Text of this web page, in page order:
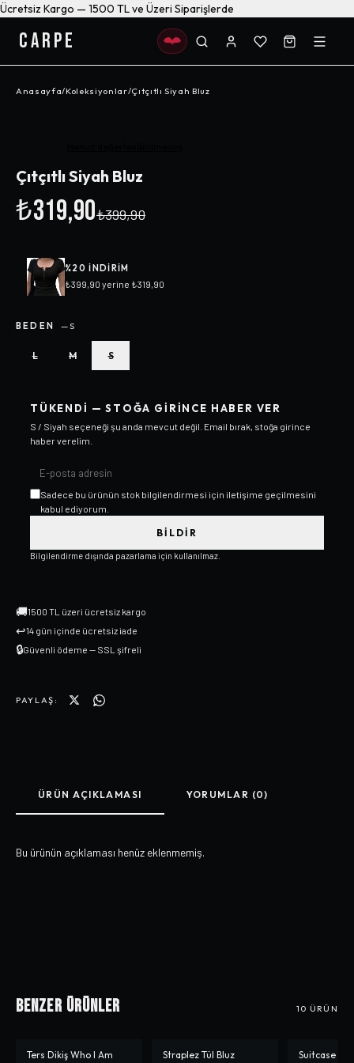
Ücretsiz Kargo — 1500 TL ve Üzeri Siparişlerde
CARPE
Anasayfa/Koleksiyonlar/Çıtçıtlı Siyah Bluz
Çıtçıtlı Siyah Bluz
₺319,90₺399,90
%20 INDIRIM
₺399,90 yerine ₺319,90
BEDEN —S
L M S
TÜKENDI — STOĞA GIRINCE HABER VER
S / Siyah seçeneği şu anda mevcut değil. Email bırak, stoğa girince
haber verelim.
Sadece bu ürünün stok bilgilendirmesi için iletişime geçilmesini
kabul ediyorum.
BILDIR
Bilgilendirme dışında pazarlama için kullanılmaz.
🚚1500 TL üzeri ücretsiz kargo
↩14 gün içinde ücretsiz iade
🔒Güvenli ödeme — SSL şifreli
PAYLAŞ:
ÜRÜN AÇIKLAMASI YORUMLAR (0)
Bu ürünün açıklaması henüz eklenmemiş.
Benzer Ürünler 10 ÜRÜN
-%43
Ters Dikiş Who I Am
-%70
Straplez Tül Bluz -%50
Suitcase